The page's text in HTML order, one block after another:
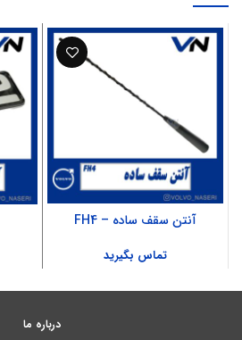
آنتن سقف ساده – FH4
تماس بگیرید
درباره ما